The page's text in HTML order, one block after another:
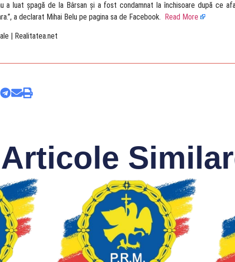
a luat șpagă de la Bârsan și a fost condamnat la închisoare după ce
a declarat Mihai Belu pe pagina sa de Facebook.
Read More
| Realitatea.net
Articole